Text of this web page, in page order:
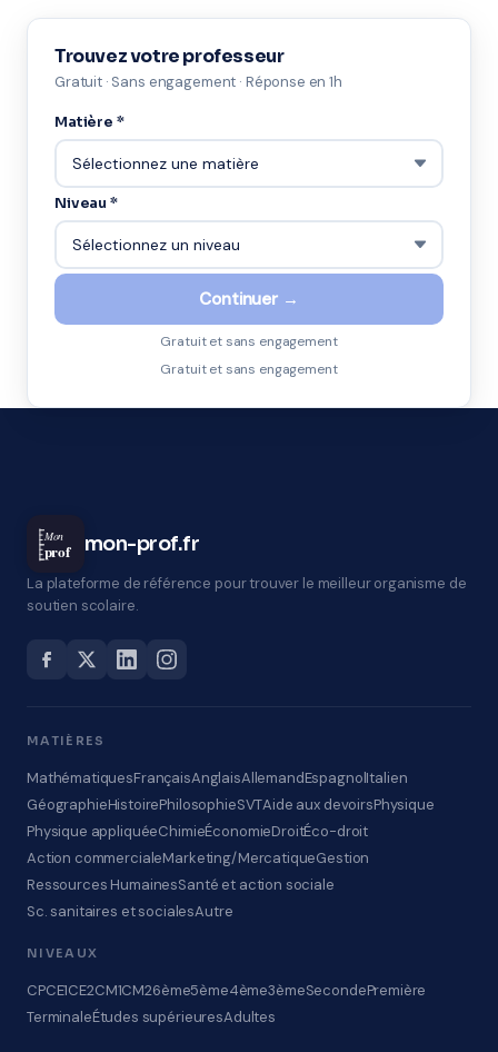
Trouvez votre professeur
Gratuit · Sans engagement · Réponse en 1h
Matière *
Niveau *
Continuer →
Gratuit et sans engagement
Gratuit et sans engagement
Mon
prof mon-prof.fr
La plateforme de référence pour trouver le meilleur organisme de
soutien scolaire.
MATIÈRES
MathématiquesFrançaisAnglaisAllemandEspagnolItalien
GéographieHistoirePhilosophieSVTAide aux devoirsPhysique
Physique appliquéeChimieÉconomieDroitÉco-droit
Action commercialeMarketing/MercatiqueGestion
Ressources HumainesSanté et action sociale
Sc. sanitaires et socialesAutre
NIVEAUX
CPCE1CE2CM1CM26ème5ème4ème3èmeSecondePremière
TerminaleÉtudes supérieuresAdultes